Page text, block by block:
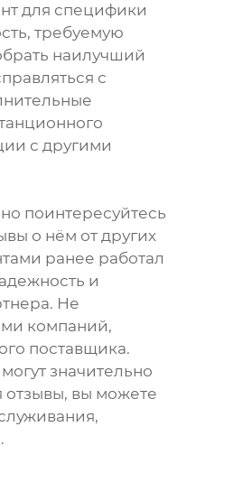
для специфики
требуемую
наилучший
с
с другими
поинтересуйтесь
о нём от других
ранее работал
и
Не
компаний,
поставщика.
значительно
отзывы, вы можете